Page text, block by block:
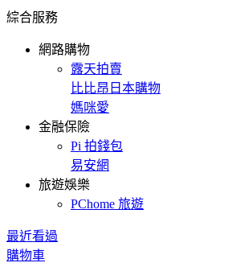
綜合服務
網路購物
露天拍賣
比比昂日本購物
媽咪愛
金融保險
Pi 拍錢包
易安網
旅遊娛樂
PChome 旅遊
最近看過
購物車